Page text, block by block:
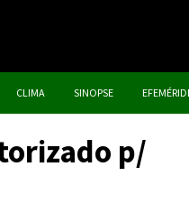
CLIMA SINOPSE
p/